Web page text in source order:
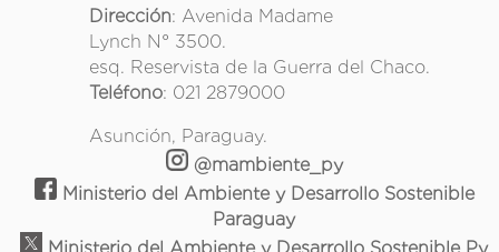
Dirección: Avenida Madame
Lynch N° 3500.
esq. Reservista de la Guerra del Chaco.
Teléfono: 021 2879000
Asunción, Paraguay.
@mambiente_py
Ministerio del Ambiente y Desarrollo Sostenible
Paraguay